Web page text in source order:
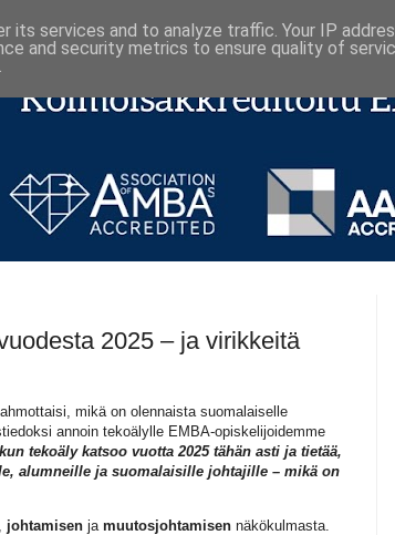
2025 – ja virikkeitä
mikä on olennaista suomalaiselle
annoin tekoälylle EMBA-opiskelijoidemme
kun tekoäly katsoo vuotta 2025 tähän asti ja tietää,
alumneille ja suomalaisille johtajille – mikä on
johtamisen ja muutosjohtamisen näkökulmasta.
its services and to analyze traffic. Your IP
and security metrics to ensure quality of